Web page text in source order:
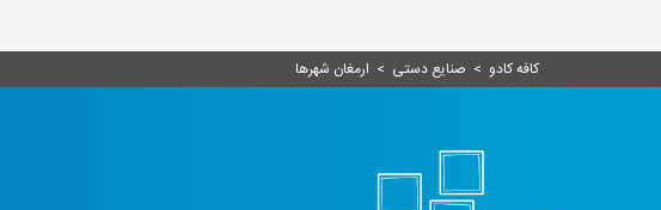
کافه کادو > صنایع دستی > ارمغان شهرها